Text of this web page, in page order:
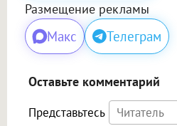
Размещение рекламы
Макс Телеграм
Оставьте комментарий
Представьтесь